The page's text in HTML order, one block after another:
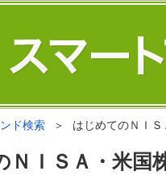
ド検索 ＞ はじめてのＮＩ
ＮＩＳＡ・米国